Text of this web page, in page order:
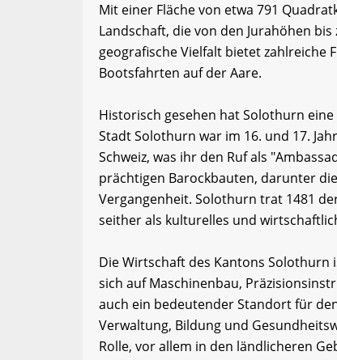
Mit einer Fläche von etwa 791
Landschaft, die von den Jurahöhen
geografische Vielfalt bietet zahlreiche
Bootsfahrten auf der Aare.
Historisch gesehen hat Solothurn
Stadt Solothurn war im 16. und 17.
Schweiz, was ihr den Ruf als
prächtigen Barockbauten, darunter
Vergangenheit. Solothurn trat 1481
seither als kulturelles und
Die Wirtschaft des Kantons
sich auf Maschinenbau,
auch ein bedeutender Standort für
Verwaltung, Bildung und
Rolle, vor allem in den ländlicheren